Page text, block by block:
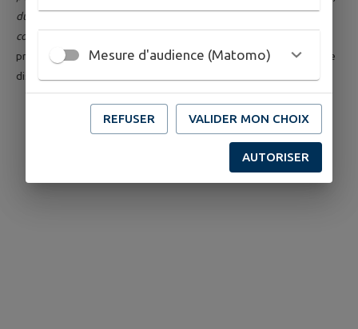
du transport, du stockage et de la distribution d'eau destinée à la
consommation humaine »
principe d’une compétence obligatoire des communes en matière de
distribution d’eau potable.
Mesure d'audience (Matomo)
REFUSER VALIDER MON CHOIX
AUTORISER